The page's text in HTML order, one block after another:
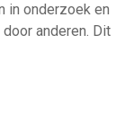
in onderzoek en
anderen. Dit